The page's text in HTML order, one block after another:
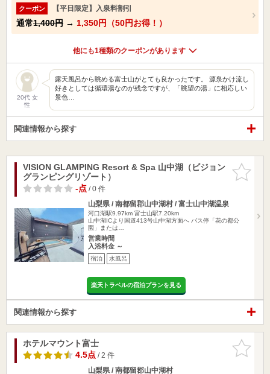
クーポン 【平日限定】入泉料割引
通常1,400円 → 1,350円（50円お得！）
他にも1種類のクーポンがあります
20代 女
性
露天風呂から眺める富士山がとても良かったです。 源泉かけ流し
好きとしては循環湯なのが残念ですが、「眺望の湯」に相応しい
景色…
関連情報から探す
お気に入
りに追加
VISION GLAMPING Resort & Spa 山中湖（ビジョン
グランピングリゾート）
-点/ 0 件
山梨県 / 南都留郡山中湖村 / 富士山中湖温泉
河口湖駅9.97km 富士山駅7.20km
山中湖ICより国道413号山中湖方面へ バス停「花の都公
園」または…
営業時間
入浴料金 ～
宿泊 水風呂
楽天トラベルの宿泊プランを見る
関連情報から探す
お気に入
りに追加
ホテルマウント富士
4.5点/ 2 件
山梨県 / 南都留郡山中湖村